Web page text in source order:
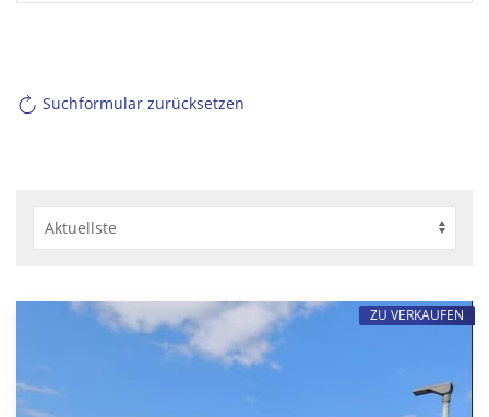
Suchformular zurücksetzen
ZU VERKAUFEN